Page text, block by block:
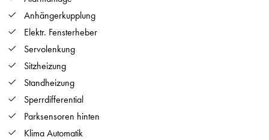
Anhängerkupplung
Elektr. Fensterheber
Servolenkung
Sitzheizung
Standheizung
Sperrdifferential
Parksensoren hinten
Klima Automatik